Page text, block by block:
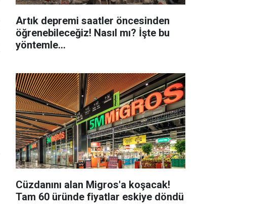
Artık depremi saatler öncesinden
öğrenebileceğiz! Nasıl mı? İşte bu
yöntemle...
Cüzdanını alan Migros'a koşacak!
Tam 60 üründe fiyatlar eskiye döndü